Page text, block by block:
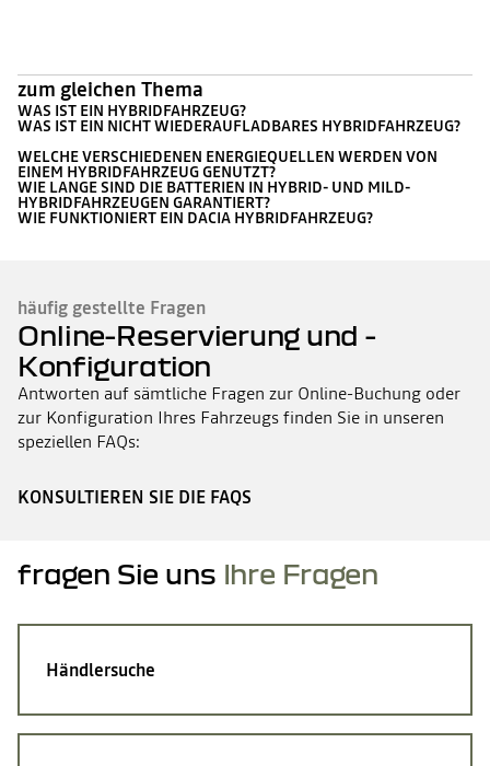
zum gleichen Thema
WAS IST EIN HYBRIDFAHRZEUG?
WAS IST EIN NICHT WIEDERAUFLADBARES HYBRIDFAHRZEUG?
WELCHE VERSCHIEDENEN ENERGIEQUELLEN WERDEN VON
EINEM HYBRIDFAHRZEUG GENUTZT?
WIE LANGE SIND DIE BATTERIEN IN HYBRID- UND MILD-
HYBRIDFAHRZEUGEN GARANTIERT?
WIE FUNKTIONIERT EIN DACIA HYBRIDFAHRZEUG?
häufig gestellte Fragen
Online-Reservierung und -
Konfiguration
Antworten auf sämtliche Fragen zur Online-Buchung oder
zur Konfiguration Ihres Fahrzeugs finden Sie in unseren
speziellen FAQs:
KONSULTIEREN SIE DIE FAQS
fragen Sie uns Ihre Fragen
Händlersuche